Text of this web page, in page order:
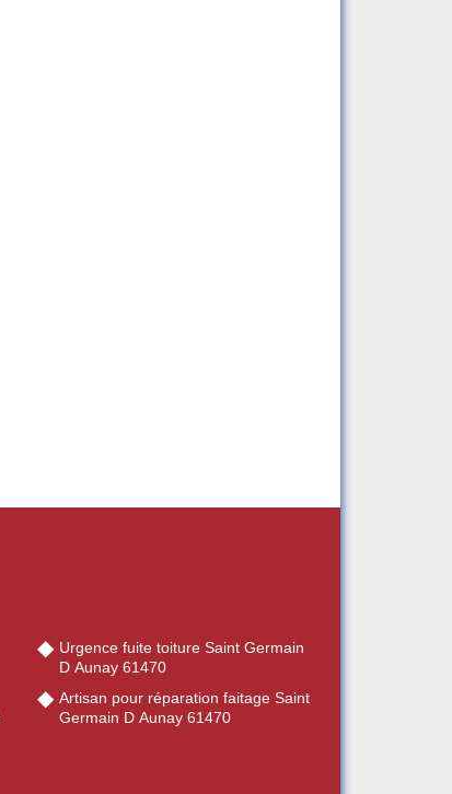
Urgence fuite toiture Saint Germain
D Aunay 61470
Artisan pour réparation faitage Saint
Germain D Aunay 61470